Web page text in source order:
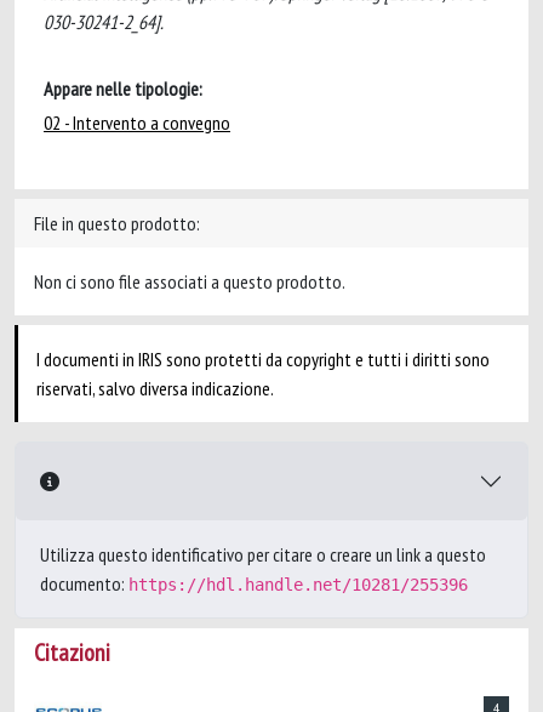
030-30241-2_64].
Appare nelle tipologie:
02 - Intervento a convegno
File in questo prodotto:
Non ci sono file associati a questo prodotto.
I documenti in IRIS sono protetti da copyright e tutti i diritti sono
riservati, salvo diversa indicazione.
Utilizza questo identificativo per citare o creare un link a questo
documento: https://hdl.handle.net/10281/255396
Citazioni
4